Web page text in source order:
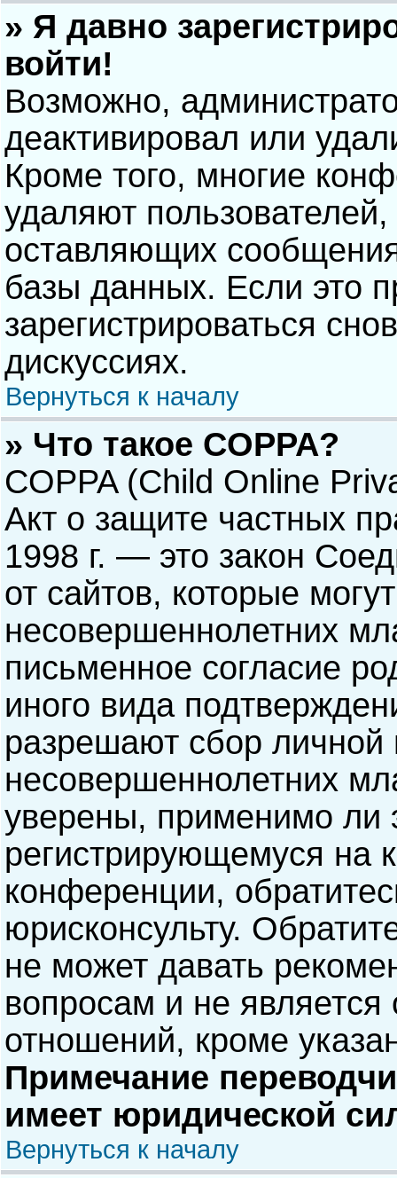
» Я давно
войти!
Возможно,
деактивировал или
Кроме того, многие
удаляют
оставляющих
базы данных. Если это
зарегистрироваться
дискуссиях.
Вернуться к началу
» Что такое COPPA?
COPPA (Child Online
Акт о защите частных
1998 г. — это закон
от сайтов, которые
несовершеннолетних
письменное согласие
иного вида
разрешают сбор
несовершеннолетних
уверены, применимо ли
регистрирующемуся на
конференции,
юрисконсульту.
не может давать
вопросам и не
отношений, кроме
Примечание
имеет юридической
Вернуться к началу